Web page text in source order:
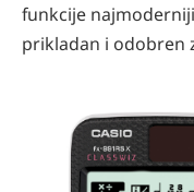
funkcije
prikladan i odobren